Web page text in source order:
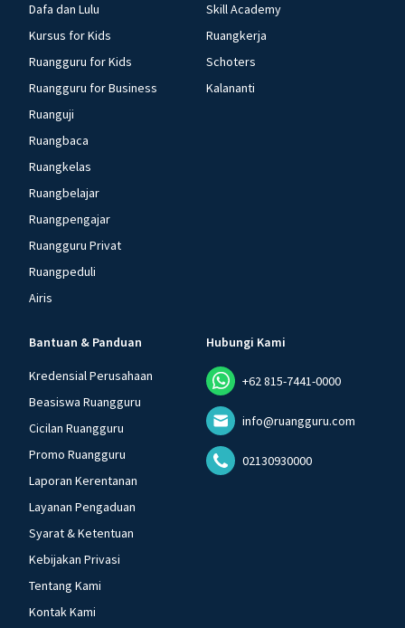
Dafa dan Lulu
Kursus for Kids
Ruangguru for Kids
Ruangguru for Business
Ruanguji
Ruangbaca
Ruangkelas
Ruangbelajar
Ruangpengajar
Ruangguru Privat
Ruangpeduli
Airis
Skill Academy
Ruangkerja
Schoters
Kalananti
Bantuan & Panduan
Kredensial Perusahaan
Beasiswa Ruangguru
Cicilan Ruangguru
Promo Ruangguru
Laporan Kerentanan
Layanan Pengaduan
Syarat & Ketentuan
Kebijakan Privasi
Tentang Kami
Kontak Kami
Hubungi Kami
+62 815-7441-0000
info@ruangguru.com
02130930000